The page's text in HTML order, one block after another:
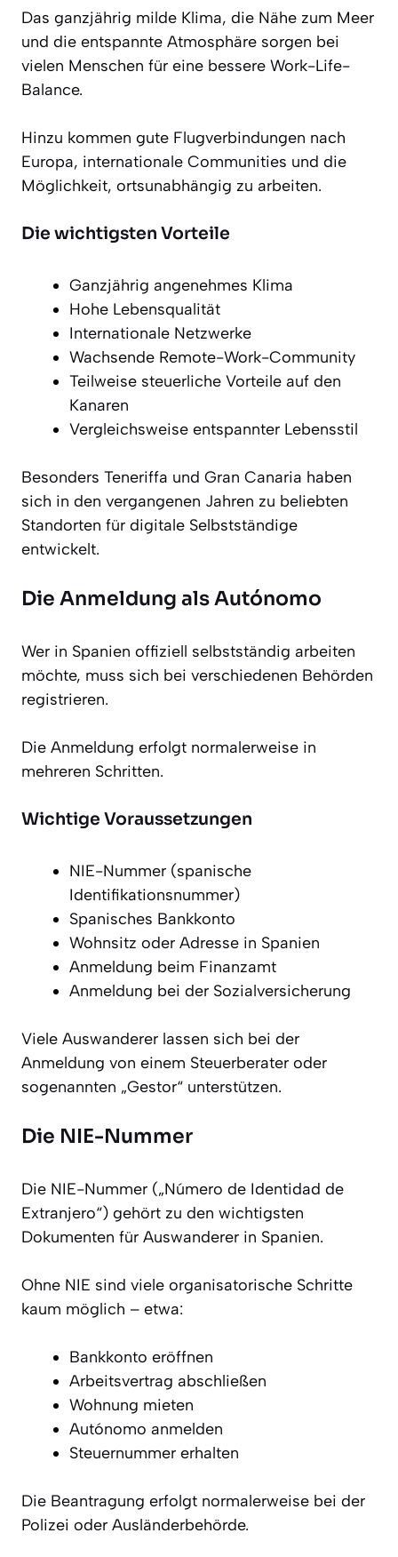
Das ganzjährig milde Klima, die Nähe zum Meer
und die entspannte Atmosphäre sorgen bei
vielen Menschen für eine bessere Work-Life-
Balance.
Hinzu kommen gute Flugverbindungen nach
Europa, internationale Communities und die
Möglichkeit, ortsunabhängig zu arbeiten.
Die wichtigsten Vorteile
Ganzjährig angenehmes Klima
Hohe Lebensqualität
Internationale Netzwerke
Wachsende Remote-Work-Community
Teilweise steuerliche Vorteile auf den
Kanaren
Vergleichsweise entspannter Lebensstil
Besonders Teneriffa und Gran Canaria haben
sich in den vergangenen Jahren zu beliebten
Standorten für digitale Selbstständige
entwickelt.
Die Anmeldung als Autónomo
Wer in Spanien offiziell selbstständig arbeiten
möchte, muss sich bei verschiedenen Behörden
registrieren.
Die Anmeldung erfolgt normalerweise in
mehreren Schritten.
Wichtige Voraussetzungen
NIE-Nummer (spanische
Identifikationsnummer)
Spanisches Bankkonto
Wohnsitz oder Adresse in Spanien
Anmeldung beim Finanzamt
Anmeldung bei der Sozialversicherung
Viele Auswanderer lassen sich bei der
Anmeldung von einem Steuerberater oder
sogenannten „Gestor“ unterstützen.
Die NIE-Nummer
Die NIE-Nummer („Número de Identidad de
Extranjero“) gehört zu den wichtigsten
Dokumenten für Auswanderer in Spanien.
Ohne NIE sind viele organisatorische Schritte
kaum möglich – etwa:
Bankkonto eröffnen
Arbeitsvertrag abschließen
Wohnung mieten
Autónomo anmelden
Steuernummer erhalten
Die Beantragung erfolgt normalerweise bei der
Polizei oder Ausländerbehörde.